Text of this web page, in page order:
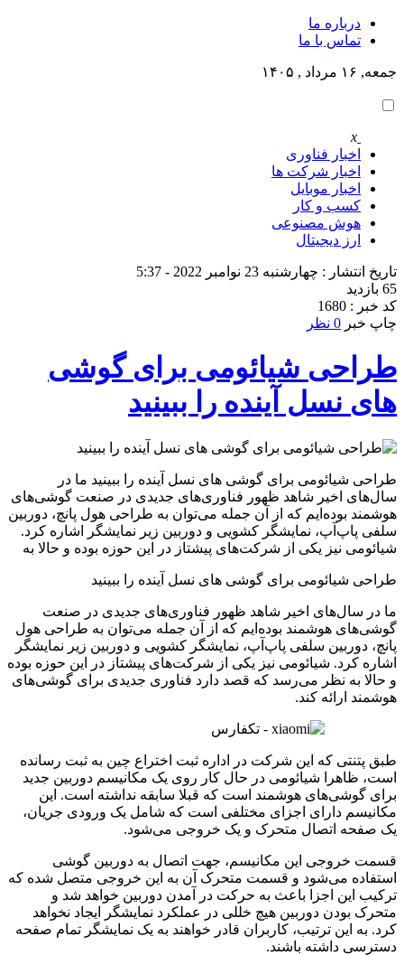
درباره ما
تماس با ما
جمعه, ۱۶ مرداد , ۱۴۰۵
x
اخبار فناوری
اخبار شرکت ها
اخبار موبایل
کسب و کار
هوش مصنوعی
ارز دیجیتال
تاریخ انتشار : چهارشنبه 23 نوامبر 2022 - 5:37
65 بازدید
کد خبر : 1680
چاپ خبر 0 نظر
طراحی شیائومی برای گوشی
های نسل آینده را ببینید
طراحی شیائومی برای گوشی های نسل آینده را ببینید ما در
سال‌های اخیر شاهد ظهور فناوری‌های جدیدی در صنعت گوشی‌های
هوشمند بوده‌ایم که از آن جمله می‌توان به طراحی هول پانچ، دوربین
سلفی پاپ‌آپ، نمایشگر کشویی و دوربین زیر نمایشگر اشاره کرد.
شیائومی نیز یکی از شرکت‌های پیشتاز در این حوزه بوده و حالا به
طراحی شیائومی برای گوشی های نسل آینده را ببینید
ما در سال‌های اخیر شاهد ظهور فناوری‌های جدیدی در صنعت
گوشی‌های هوشمند بوده‌ایم که از آن جمله می‌توان به طراحی هول
پانچ، دوربین سلفی پاپ‌آپ، نمایشگر کشویی و دوربین زیر نمایشگر
اشاره کرد. شیائومی نیز یکی از شرکت‌های پیشتاز در این حوزه بوده
و حالا به نظر می‌رسد که قصد دارد فناوری جدیدی برای گوشی‌های
هوشمند ارائه کند.
طبق پتنتی که این شرکت در اداره ثبت اختراع چین به ثبت رسانده
است، ظاهرا شیائومی در حال کار روی یک مکانیسم دوربین جدید
برای گوشی‌های هوشمند است که قبلا سابقه نداشته است. این
مکانیسم دارای اجزای مختلفی است که شامل یک ورودی جریان،
یک صفحه اتصال متحرک و یک خروجی می‌شود.
قسمت خروجی این مکانیسم، جهت اتصال به دوربین گوشی
استفاده می‌شود و قسمت متحرک آن به این خروجی متصل شده که
ترکیب این اجزا باعث به حرکت در آمدن دوربین خواهد شد و
متحرک بودن دوربین هیچ خللی در عملکرد نمایشگر ایجاد نخواهد
کرد. به این ترتیب، کاربران قادر خواهند به یک نمایشگر تمام صفحه
دسترسی داشته باشند.